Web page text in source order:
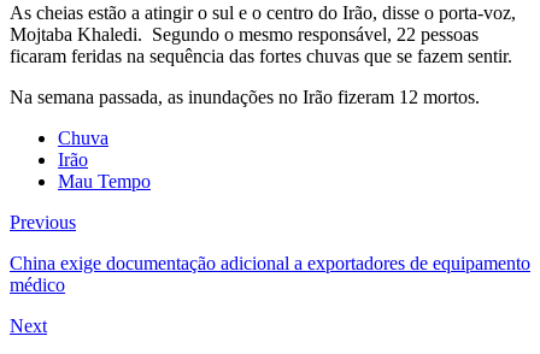
As cheias estão a atingir o sul e o centro do Irão, disse o porta-voz,
Mojtaba Khaledi. Segundo o mesmo responsável, 22 pessoas
ficaram feridas na sequência das fortes chuvas que se fazem sentir.
Na semana passada, as inundações no Irão fizeram 12 mortos.
Chuva
Irão
Mau Tempo
Previous
China exige documentação adicional a exportadores de equipamento
médico
Next